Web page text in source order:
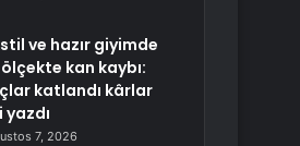
ve hazır giyimde
kan kaybı:
katlandı kârlar
yazdı
7, 2026